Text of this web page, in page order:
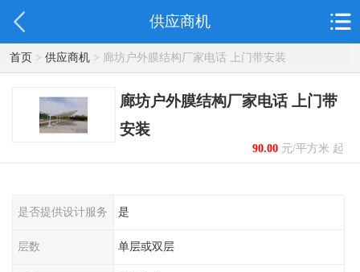
供应商机
首页> 供应商机> 廊坊户外膜结构厂家电话 上门带安装
廊坊户外膜结构厂家电话 上门带
安装
90.00元/平方米 起
是否提供设计服务 是
层数 单层或双层